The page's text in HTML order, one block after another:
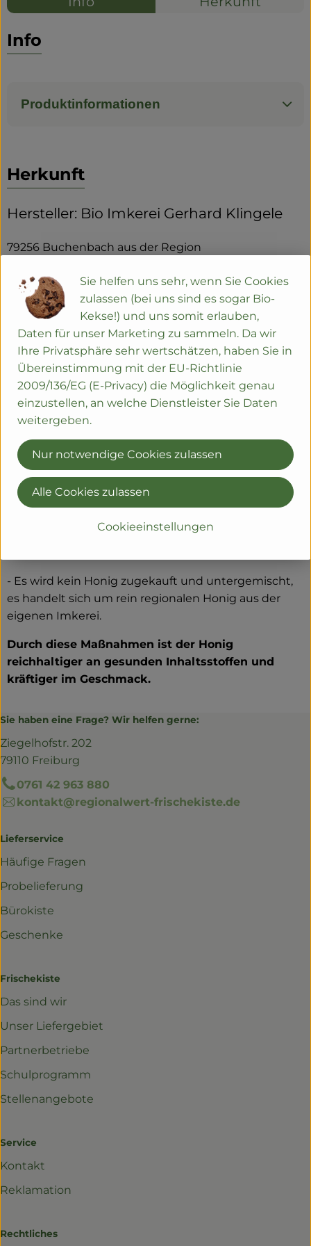
Info
Produktinformationen
Herkunft
Hersteller: Bio Imkerei Gerhard Klingele
79256 Buchenbach aus der Region
Die Arbeitsweise von Imker Gerhard Klingele
unterscheidet sich von anderen Bio-Imkereien
zusätzlich in folgenden Punkten:
- keine Varrora-Behandlung durch biologisch-
organische Säuren, die Behandlungen werden mit
Puderzucker durchgeführt.
- so wenig wie möglich mit Raucheinwirkung
arbeiten, die Bienen werden durch Handauflegen
über dem offenen Bienenstock beruhigt.
- bei der Honigernte werden keine sog.
die Bienen werden von den Waben sorgsam
- Es wird kein Honig zugekauft und untergemischt,
es handelt sich um rein regionalen Honig aus der
eigenen Imkerei.
Durch diese Maßnahmen ist der Honig
reichhaltiger an gesunden Inhaltsstoffen und
kräftiger im Geschmack.
Sie haben eine Frage? Wir helfen gerne:
Ziegelhofstr. 202
79110 Freiburg
0761 42 963 880
kontakt@regionalwert-frischekiste.de
Lieferservice
Häufige Fragen
Probelieferung
Bürokiste
Geschenke
Frischekiste
Das sind wir
Unser Liefergebiet
Partnerbetriebe
Schulprogramm
Stellenangebote
Service
Kontakt
Reklamation
Rechtliches
Sie helfen uns sehr, wenn Sie Cookies
zulassen (bei uns sind es sogar Bio-
Kekse!) und uns somit erlauben,
Daten für unser Marketing zu sammeln. Da wir
Ihre Privatsphäre sehr wertschätzen, haben Sie in
Übereinstimmung mit der EU-Richtlinie
2009/136/EG (E-Privacy) die Möglichkeit genau
einzustellen, an welche Dienstleister Sie Daten
weitergeben.
Cookieeinstellungen
Nur notwendige Cookies zulassen
Alle Cookies zulassen